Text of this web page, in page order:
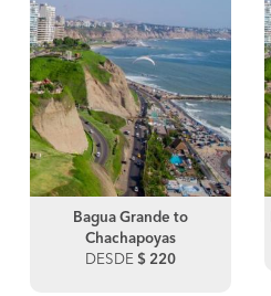
Bagua Grande to
Chachapoyas
DESDE $ 220